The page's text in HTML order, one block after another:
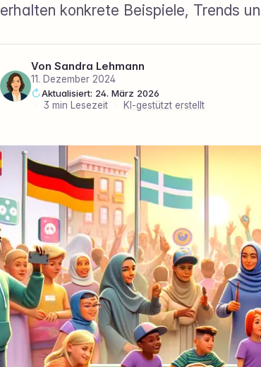
erhalten konkrete Beispiele, Trends
Von Sandra Lehmann
11. Dezember 2024
Aktualisiert: 24. März 2026
·
3 min Lesezeit · KI-gestützt erstellt